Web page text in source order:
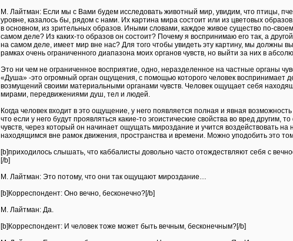
М. Лайтман: Если мы с Вами будем исследовать животный мир, увидим, что птицы,
уровне, казалось бы, рядом с нами. Их картина мира состоит или из цветовых
в основном, из зрительных образов. Иными словами, каждое живое существо по-
самом деле? Из каких-то образов он состоит? Почему я воспринимаю его так, а
на самом деле, имеет мир вне нас? Для того чтобы увидеть эту картину, мы должны
рамках очень ограниченного диапазона моих органов чувств, но выйти за них в
Это ни чем не ограниченное восприятие, одно, неразделенное на частные органы
«Душа» -это огромный орган ощущения, с помощью которого человек воспринимает
возмущений своими материальными органами чувств. Человек ощущает себя
мирами, передвижениями душ, тел и людей.
Когда человек входит в это ощущение, у него появляется полная и явная
что если у него будут проявляться какие-то эгоистические свойства во вред
чувств, через который он начинает ощущать мироздание и учится воздействовать
находящимся вне рамок движения, пространства и времени. Можно уподобить это
[b]приходилось слышать, что каббалисты довольно часто отождествляют себя с
[/b]
М. Лайтман: Это потому, что они так ощущают мироздание…
[b]Корреспондент: Оно вечно, бесконечно?[/b]
М. Лайтман: Да.
[b]Корреспондент: И человек тоже может быть вечным, бесконечным?[/b]